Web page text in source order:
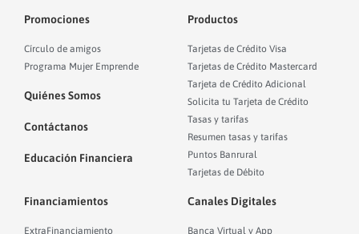
Promociones
Círculo de amigos
Programa Mujer Emprende
Quiénes Somos
Contáctanos
Educación Financiera
Productos
Tarjetas de Crédito Visa
Tarjetas de Crédito Mastercard
Tarjeta de Crédito Adicional
Solicita tu Tarjeta de Crédito
Tasas y tarifas
Resumen tasas y tarifas
Puntos Banrural
Tarjetas de Débito
Financiamientos
ExtraFinanciamiento
Canales Digitales
Banca Virtual y App